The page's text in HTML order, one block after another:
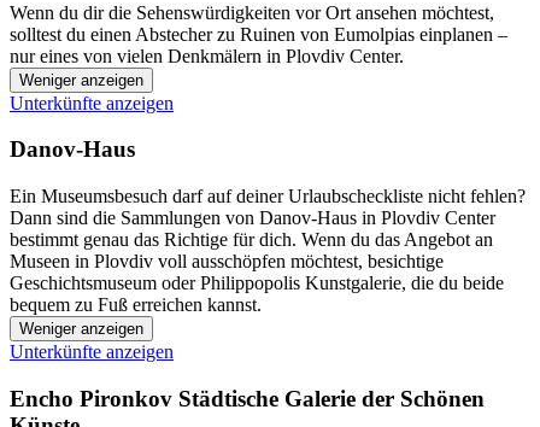
Wenn du dir die Sehenswürdigkeiten vor Ort ansehen möchtest,
solltest du einen Abstecher zu Ruinen von Eumolpias einplanen –
nur eines von vielen Denkmälern in Plovdiv Center.
Weniger anzeigen
Unterkünfte anzeigen
Danov-Haus
Ein Museumsbesuch darf auf deiner Urlaubscheckliste nicht fehlen?
Dann sind die Sammlungen von Danov-Haus in Plovdiv Center
bestimmt genau das Richtige für dich. Wenn du das Angebot an
Museen in Plovdiv voll ausschöpfen möchtest, besichtige
Geschichtsmuseum oder Philippopolis Kunstgalerie, die du beide
bequem zu Fuß erreichen kannst.
Weniger anzeigen
Unterkünfte anzeigen
Encho Pironkov Städtische Galerie der Schönen